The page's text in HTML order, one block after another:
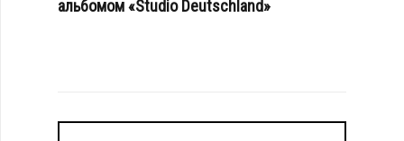
альбомом «Studio Deutschland»